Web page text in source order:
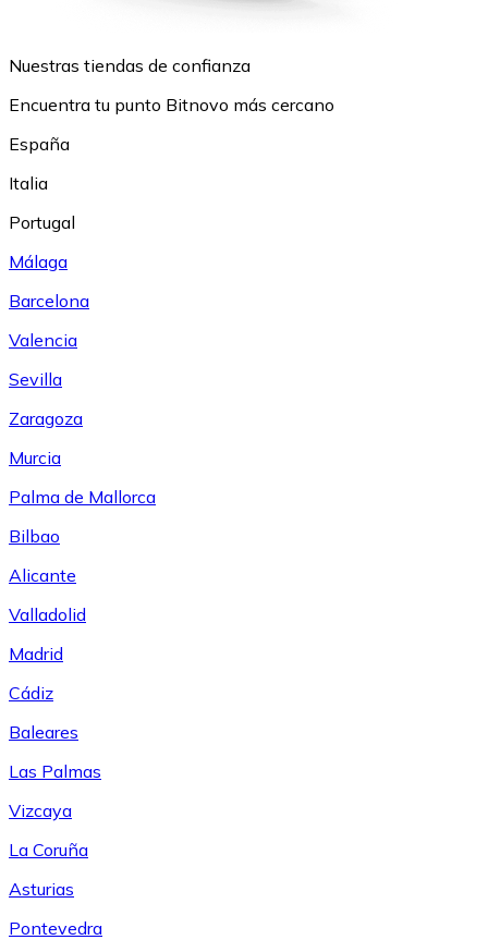
Nuestras tiendas de confianza
Encuentra tu punto Bitnovo más cercano
España
Italia
Portugal
Málaga
Barcelona
Valencia
Sevilla
Zaragoza
Murcia
Palma de Mallorca
Bilbao
Alicante
Valladolid
Madrid
Cádiz
Baleares
Las Palmas
Vizcaya
La Coruña
Asturias
Pontevedra